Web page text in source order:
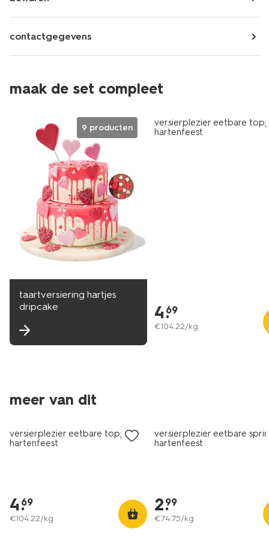
contactgegevens
maak de set compleet
9 producten
taartversiering hartjes
dripcake
versierplezier eetbare
hartenfeest
4.
69
€104.22/kg
meer van dit
versierplezier eetbare topper -
hartenfeest
4.
69
€104.22/kg
versierplezier eetbare
hartenfeest
2.
99
€74.75/kg